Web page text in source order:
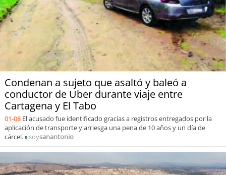
Condenan a sujeto que asaltó y baleó a
conductor de Uber durante viaje entre
Cartagena y El Tabo
01-08 El acusado fue identificado gracias a registros entregados por la
aplicación de transporte y arriesga una pena de 10 años y un día de
cárcel.
soysanantonio